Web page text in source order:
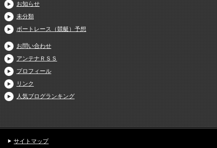
お知らせ
未分類
ボートレース（競艇）予想
お問い合わせ
アンテナＲＳＳ
プロフィール
リンク
人気ブログランキング
サイトマップ